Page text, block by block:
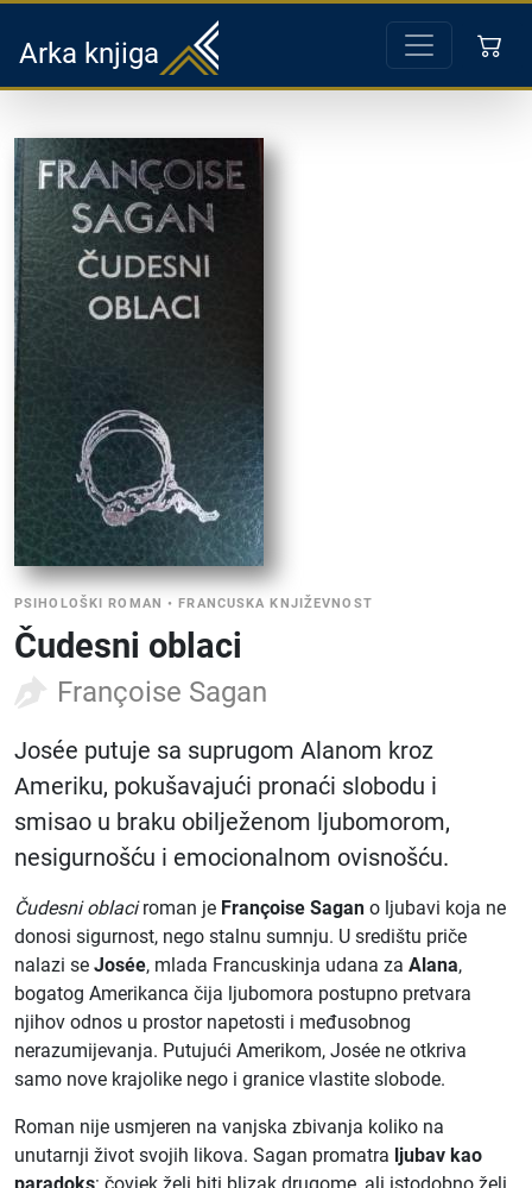
Arka knjiga
PSIHOLOŠKI ROMAN •FRANCUSKA KNJIŽEVNOST
Čudesni oblaci
Françoise Sagan
Josée putuje sa suprugom Alanom kroz
Ameriku, pokušavajući pronaći slobodu i
smisao u braku obilježenom ljubomorom,
nesigurnošću i emocionalnom ovisnošću.
Čudesni oblaciroman je Françoise Sagan o ljubavi koja ne
donosi sigurnost, nego stalnu sumnju. U središtu priče
nalazi se Josée, mlada Francuskinja udana za Alana,
bogatog Amerikanca čija ljubomora postupno pretvara
njihov odnos u prostor napetosti i međusobnog
nerazumijevanja. Putujući Amerikom, Josée ne otkriva
samo nove krajolike nego i granice vlastite slobode.
Roman nije usmjeren na vanjska zbivanja koliko na
unutarnji život svojih likova. Sagan promatra ljubav kao